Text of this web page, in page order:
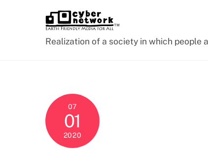
Realization of a society in which
07
01
2020